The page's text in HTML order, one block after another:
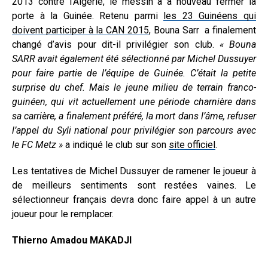
porte à la Guinée. Retenu parmi
les 23 Guinéens qui
doivent participer à la CAN 2015, Bouna Sarr a finalement
changé d’avis pour dit-il privilégier son club. « Bouna
SARR avait également été sélectionné par Michel Dussuyer
pour faire partie de l’équipe de Guinée. C’était la petite
surprise du chef. Mais le jeune milieu de terrain franco-
guinéen, qui vit actuellement une période charnière dans
sa carrière, a finalement préféré, la mort dans l’âme, refuser
l’appel du Syli national pour privilégier son parcours avec
le FC Metz » a indiqué le club sur son site officiel .
Les tentatives de Michel Dussuyer de ramener le joueur à
de meilleurs sentiments sont restées vaines. Le
sélectionneur français devra donc faire appel à un autre
joueur pour le remplacer.
Thierno Amadou MAKADJI